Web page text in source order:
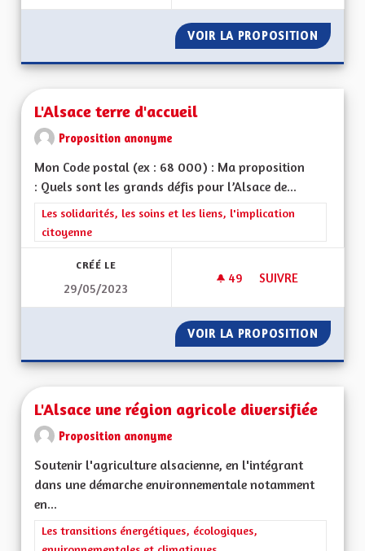
VOIR LA PROPOSITION
L'Alsace terre d'accueil
Proposition anonyme
Mon Code postal (ex : 68 000) : Ma proposition
: Quels sont les grands défis pour l’Alsace de...
Filtrer les résultats de la catégorie : Les solidarités, les soins
Les solidarités, les soins et les liens, l'implication
citoyenne
CRÉÉ LE
29/05/2023
49 49 ABONNÉS
SUIVRE
VOIR LA PROPOSITION
L'Alsace une région agricole diversifiée
Proposition anonyme
Soutenir l'agriculture alsacienne, en l'intégrant
dans une démarche environnementale notamment
en...
Filtrer les résultats de la catégorie : Les transitions
Les transitions énergétiques, écologiques,